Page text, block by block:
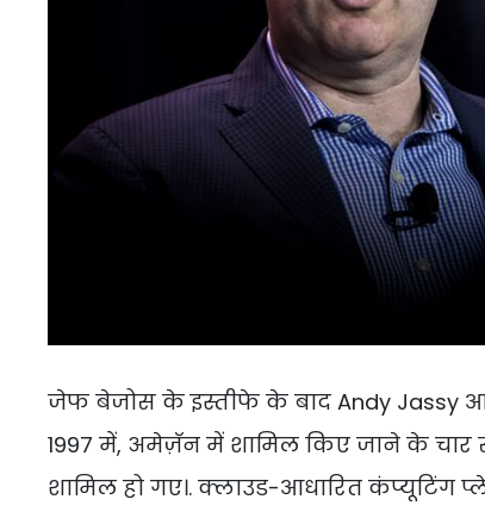
जेफ बेजोस के इस्तीफे के बाद Andy Jassy
1997 में, अमेज़ॅन में शामिल किए जाने के
शामिल हो गए।. क्लाउड-आधारित कंप्यूटिंग